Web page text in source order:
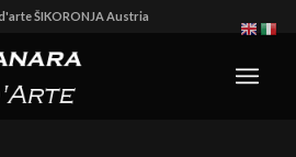
ŠIKORONJA Austria